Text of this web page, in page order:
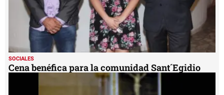
SOCIALES
Cena benéfica para la comunidad Sant´Egidio